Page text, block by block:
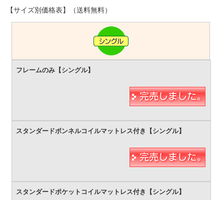
【サイズ別価格表】（送料無料）